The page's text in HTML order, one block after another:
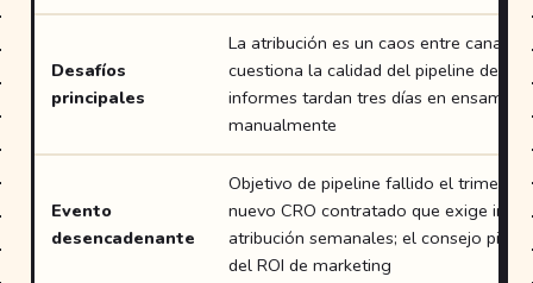
Desafíos
principales
La atribución es un caos entre canales;
cuestiona la calidad del pipeline de
informes tardan tres días en
manualmente
Evento
desencadenante
Objetivo de pipeline fallido el trimestre
nuevo CRO contratado que exige
atribución semanales; el consejo pide
del ROI de marketing